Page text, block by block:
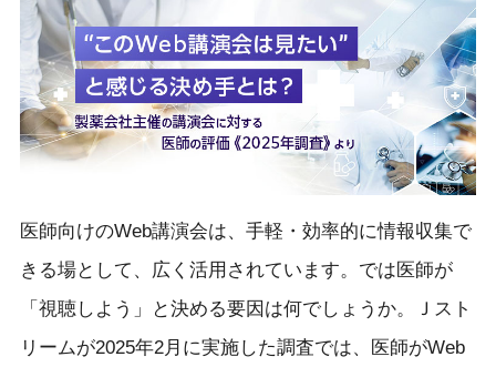
医師向けのWeb講演会は、手軽・効率的に情報収集で
きる場として、広く活用されています。では医師が
「視聴しよう」と決める要因は何でしょうか。Ｊスト
リームが2025年2月に実施した調査では、医師がWeb